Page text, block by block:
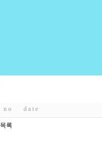
n o d a t e
목록